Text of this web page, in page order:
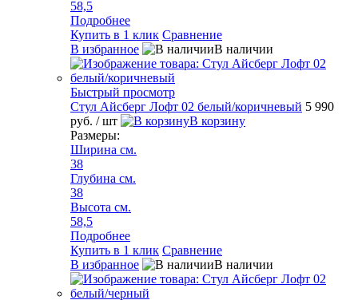
58,5
Подробнее
Купить в 1 клик Сравнение
В избранное
В наличии
Быстрый просмотр
Стул Айсберг Лофт 02 белый/коричневый 5 990
руб. / шт
В корзину
Размеры:
Ширина см.
38
Глубина см.
38
Высота см.
58,5
Подробнее
Купить в 1 клик Сравнение
В избранное
В наличии